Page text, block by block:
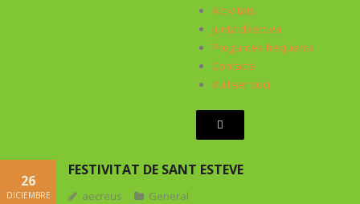
Activitats
Junta directiva
Preguntes freqüents
Contacte
Vull ser soci
Menú conmutador
FESTIVITAT DE SANT ESTEVE
26
DICIEMBRE aecreus General